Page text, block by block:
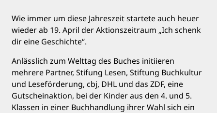
Wie immer um diese Jahreszeit startete auch heuer
wieder ab 19. April der Aktionszeitraum „Ich schenk
dir eine Geschichte“.
Anlässlich zum Welttag des Buches initiieren
mehrere Partner, Stifung Lesen, Stiftung Buchkultur
und Leseförderung, cbj, DHL und das ZDF, eine
Gutscheinaktion, bei der Kinder aus den 4. und 5.
Klassen in einer Buchhandlung ihrer Wahl sich ein